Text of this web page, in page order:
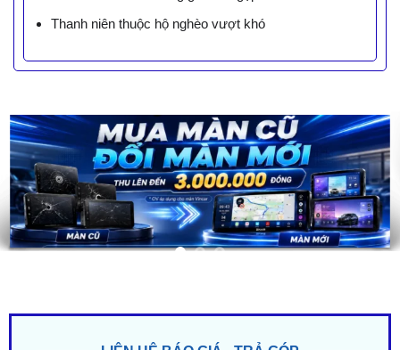
Thanh niên thuộc hộ nghèo vượt khó